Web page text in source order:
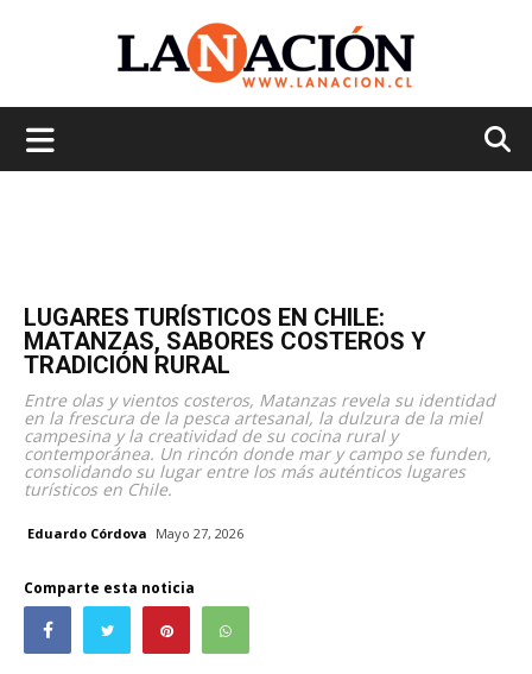
LUGARES TURÍSTICOS EN CHILE:
MATANZAS, SABORES COSTEROS Y
TRADICIÓN RURAL
Entre olas y vientos costeros, Matanzas revela su identidad
en la frescura de la pesca artesanal, la dulzura de la miel
campesina y la creatividad de su cocina rural y
contemporánea. Un rincón donde mar y campo se funden,
consolidando su lugar entre los más auténticos lugares
turísticos en Chile.
Eduardo Córdova Mayo 27, 2026
Comparte esta noticia